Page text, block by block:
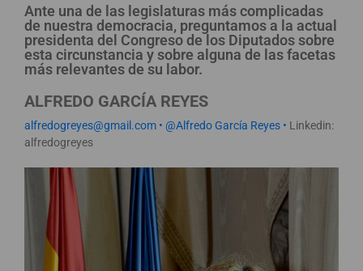
Ante una de las legislaturas más complicadas
de nuestra democracia, preguntamos a la actual
presidenta del Congreso de los Diputados sobre
esta circunstancia y sobre alguna de las facetas
más relevantes de su labor.
ALFREDO GARCÍA REYES
alfredogreyes@gmail.com • @Alfredo García Reyes • Linkedin:
alfredogreyes